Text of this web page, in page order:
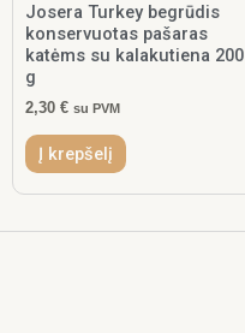
Josera Turkey begrūdis
konservuotas pašaras
katėms su kalakutiena 200
g
2,30 € su PVM
Į krepšelį